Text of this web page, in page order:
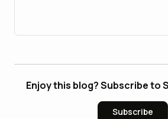
Enjoy this blog? Subscribe to
Subscribe